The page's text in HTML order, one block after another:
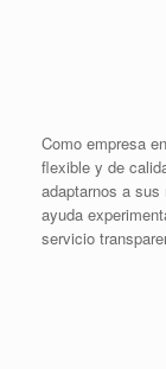
Como empresa
flexible y de
adaptarnos a sus
ayuda
servicio